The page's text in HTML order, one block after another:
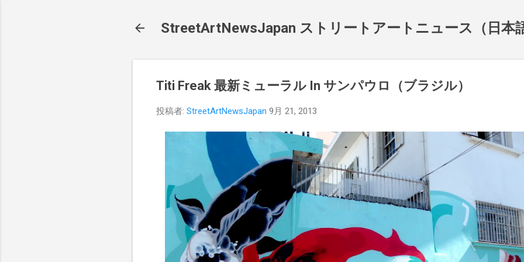
StreetArtNewsJapan ストリートアートニュース（日本
Titi Freak 最新ミューラル In サンパウロ（ブラジル）
投稿者: StreetArtNewsJapan 9月 21, 2013